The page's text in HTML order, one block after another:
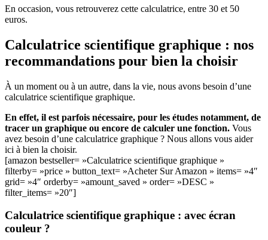
En occasion, vous retrouverez cette calculatrice, entre 30 et 50
euros.
Calculatrice scientifique graphique : nos
recommandations pour bien la choisir
À un moment ou à un autre, dans la vie, nous avons besoin d’une
calculatrice scientifique graphique.
En effet, il est parfois nécessaire, pour les études notamment, de
tracer un graphique ou encore de calculer une fonction. Vous
avez besoin d’une calculatrice graphique ? Nous allons vous aider
ici à bien la choisir.
[amazon bestseller= »Calculatrice scientifique graphique »
filterby= »price » button_text= »Acheter Sur Amazon » items= »4″
grid= »4″ orderby= »amount_saved » order= »DESC »
filter_items= »20″]
Calculatrice scientifique graphique : avec écran
couleur ?